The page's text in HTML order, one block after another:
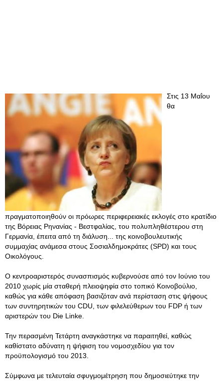
Στις 13 Μαΐου
θα
πραγματοποιηθούν οι πρόωρες περιφερειακές εκλογές στο κρατίδιο
της Βόρειας Ρηνανίας - Βεστφαλίας, του πολυπληθέστερου στη
Γερμανία, έπειτα από τη διάλυση... της κοινοβουλευτικής
συμμαχίας ανάμεσα στους Σοσιαλδημοκράτες (SPD) και τους
Οικολόγους.
Ο κεντροαριστερός συνασπισμός κυβερνούσε από τον Ιούνιο του
2010 χωρίς μία σταθερή πλειοψηφία στο τοπικό Κοινοβούλιο,
καθώς για κάθε απόφαση βασιζόταν ανά περίσταση στις ψήφους
των συντηρητικών του CDU, των φιλελεύθερων του FDP ή των
αριστερών του Die Linke.
Την περασμένη Τετάρτη αναγκάστηκε να παραιτηθεί, καθώς
καθίστατο αδύνατη η ψήφιση του νομοσχεδίου για τον
προϋπολογισμό του 2013.
Σύμφωνα με τελευταία σφυγμομέτρηση που δημοσιεύτηκε την